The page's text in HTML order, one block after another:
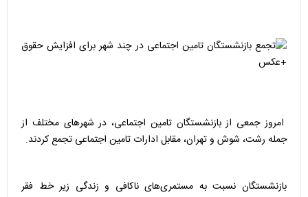
امروز جمعی از بازنشستگان تامین اجتماعی، در شهرهای مختلف از
جمله رشت، شوش و تهران، مقابل ادارات تامین اجتماعی تجمع کردند.
بازنشستگان نسبت به مستمری‌های ناکافی و زندگی زیر خط فقر